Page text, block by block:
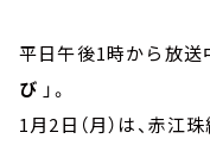
平日午後1時から放送
び 」。
1月2日（月）は、赤